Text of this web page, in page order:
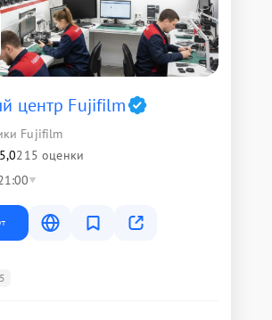
центр Fujifilm
Fujifilm
5,0215 оценки